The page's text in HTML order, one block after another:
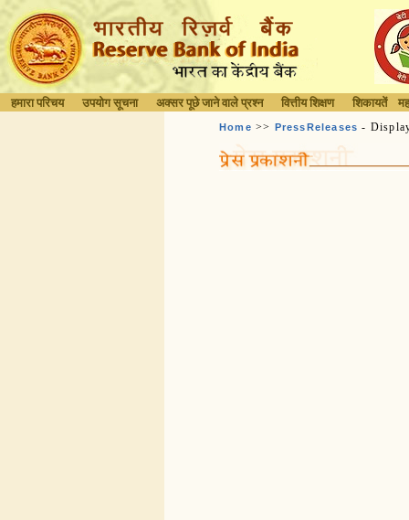
हमारा परिचय उपयोग सूचना अक्सर पूछे जाने वाले प्रश्न वित्तीय शिक्षण शिकायतें
Home >> PressReleases -